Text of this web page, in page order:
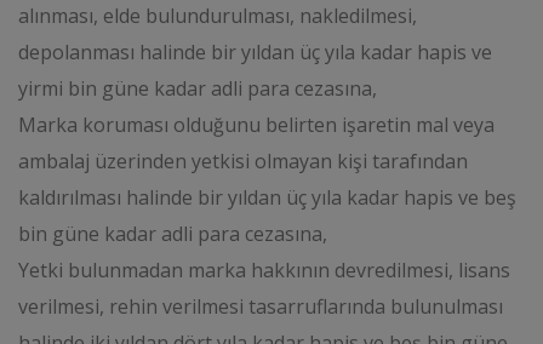
alınması, elde bulundurulması, nakledilmesi,
depolanması halinde bir yıldan üç yıla kadar hapis ve
yirmi bin güne kadar adli para cezasına,
Marka koruması olduğunu belirten işaretin mal veya
ambalaj üzerinden yetkisi olmayan kişi tarafından
kaldırılması halinde bir yıldan üç yıla kadar hapis ve beş
bin güne kadar adli para cezasına,
Yetki bulunmadan marka hakkının devredilmesi, lisans
verilmesi, rehin verilmesi tasarruflarında bulunulması